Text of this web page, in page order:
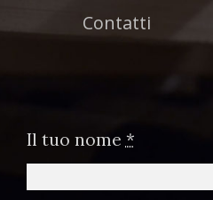
Contatti
Il tuo nome *